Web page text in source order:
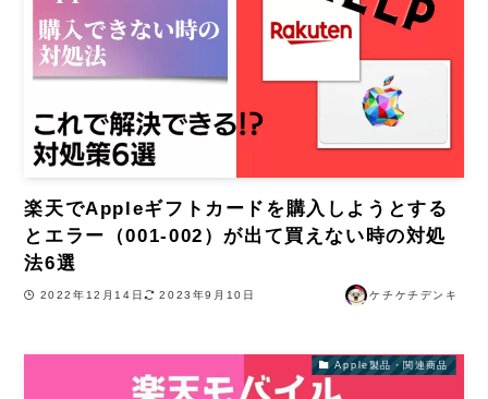
楽天でAppleギフトカードを購入しようとする
とエラー（001-002）が出て買えない時の対処
法6選
2022年12月14日 2023年9月10日 ケチケチデンキ
Apple製品・関連商品